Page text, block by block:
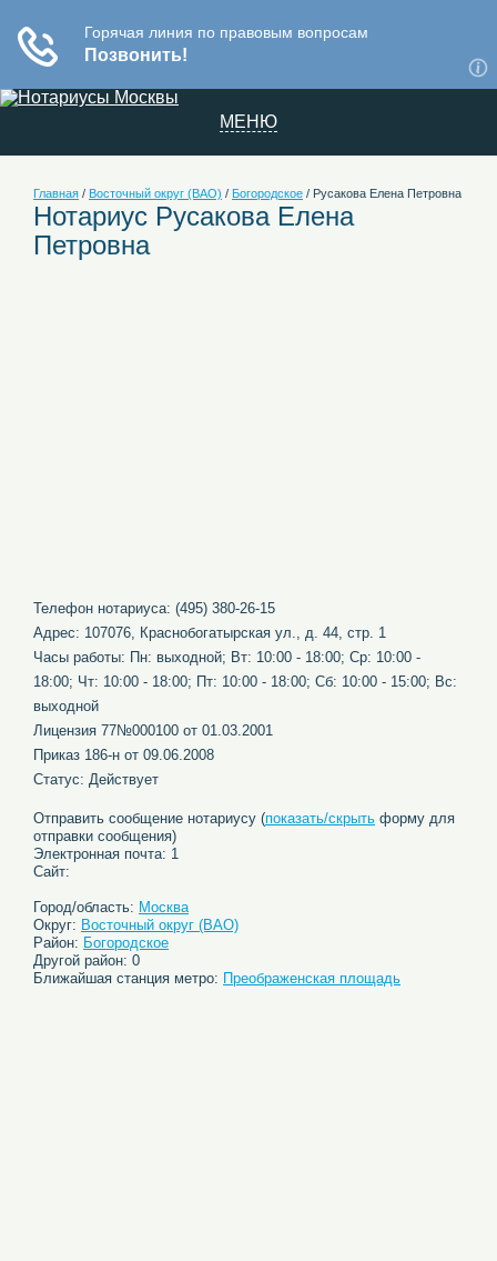
МЕНЮ
Главная / Восточный округ (ВАО) / Богородское / Русакова Елена Петровна
Нотариус Русакова Елена
Петровна
Телефон нотариуса: (495) 380-26-15
Адрес: 107076, Краснобогатырская ул., д. 44, стр. 1
Часы работы: Пн: выходной; Вт: 10:00 - 18:00; Ср: 10:00 -
18:00; Чт: 10:00 - 18:00; Пт: 10:00 - 18:00; Сб: 10:00 - 15:00; Вс:
выходной
Лицензия 77№000100 от 01.03.2001
Приказ 186-н от 09.06.2008
Статус: Действует
Отправить сообщение нотариусу (показать/скрыть форму для
отправки сообщения)
Электронная почта: 1
Сайт:
Город/область: Москва
Округ: Восточный округ (ВАО)
Район: Богородское
Другой район: 0
Ближайшая станция метро: Преображенская площадь